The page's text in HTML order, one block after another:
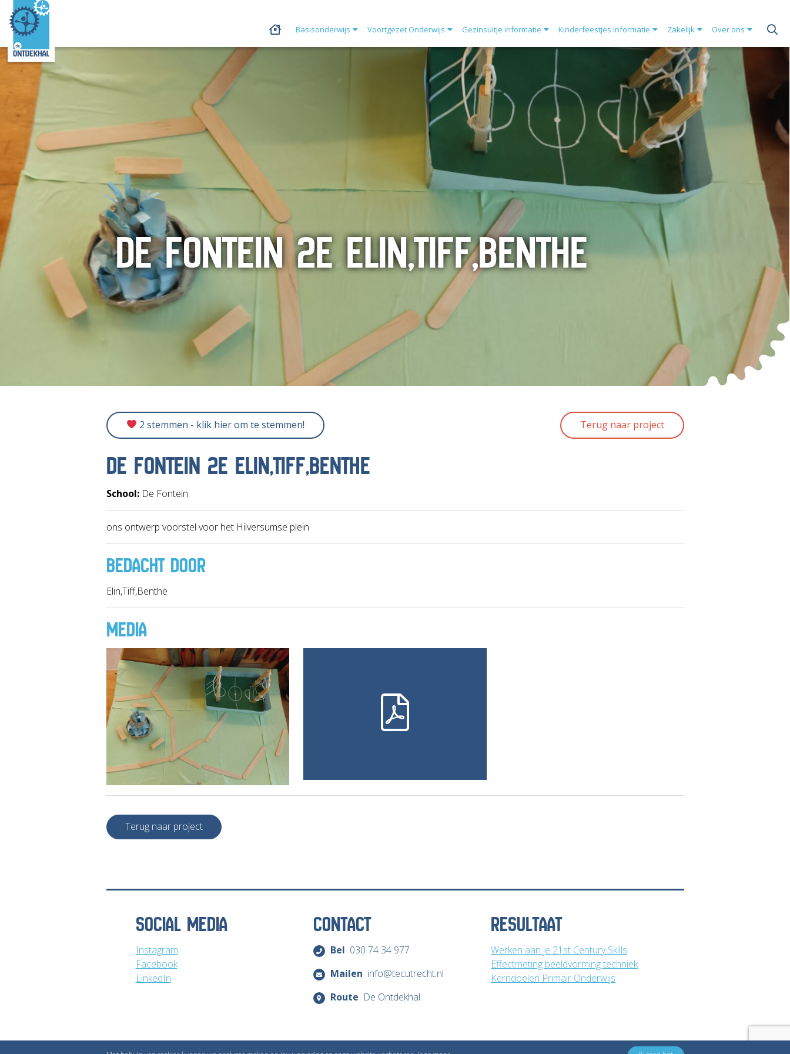
Basisonderwijs Voortgezet Onderwijs Gezinsuitje informatie Kinderfeestjes informatie Zakelijk Over ons
DE FONTEIN 2E ELIN,TIFF,BENTHE
2 stemmen - klik hier om te stemmen! Terug naar project
DE FONTEIN 2E ELIN,TIFF,BENTHE
School:De Fontein
ons ontwerp voorstel voor het Hilversumse plein
BEDACHT DOOR
Elin,Tiff,Benthe
MEDIA
Terug naar project
CONTACT
Bel 030 74 34 977
Mailen info@tecutrecht.nl
Route De Ontdekhal
SOCIAL MEDIA
Instagram
Facebook
LinkedIn
RESULTAAT
Werken aan je 21st Century Skills
Effectmeting beeldvorming techniek
Kerndoelen Primair Onderwijs